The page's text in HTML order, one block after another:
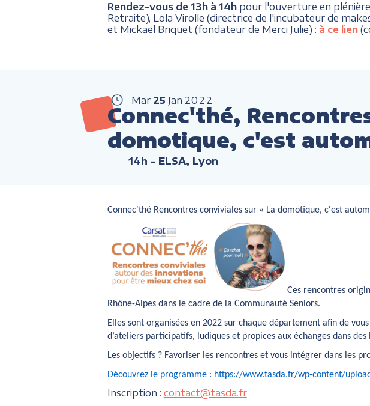
Rendez-vous de 13h à 14h pour l'ouverture en
Retraite), Lola Virolle (directrice de l'incubateur de
et Mickaël Briquet (fondateur de Merci Julie) : à ce lien
Mar 25 Jan 2022
Connec'thé,
domotique, c'est
14h - ELSA, Lyon
Connec'thé Rencontres conviviales sur « La domotique, c'est
Ces rencontres
Rhône-Alpes dans le cadre de la Communauté Seniors.
Elles sont organisées en 2022 sur chaque département afin de
d’ateliers participatifs, ludiques et propices aux échanges dans
Les objectifs ? Favoriser les rencontres et vous intégrer dans les
Découvrez le programme : https://www.tasda.fr/wp-content/
Inscription : contact@tasda.fr